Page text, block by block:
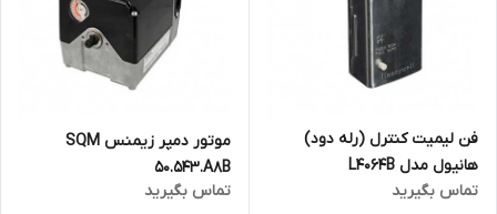
فن لیمیت کنترل (رله دود)
هانیول مدل L4064B
تماس بگیرید
موتور دمپر زیمنس SQM
50.543.A8B
تماس بگیرید